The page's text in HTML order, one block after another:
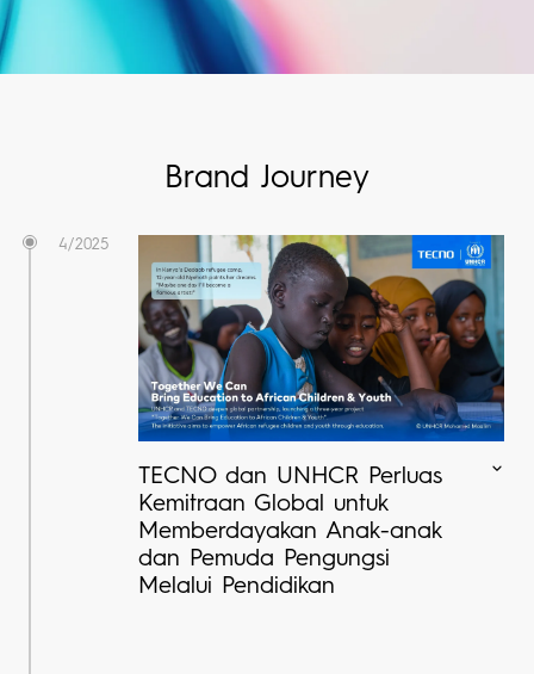
All Models
All Models Compare Models
AlOT
Brand Journey
TECNO dan UNHCR Perluas
Kemitraan Global untuk
Memberdayakan Anak-anak
dan Pemuda Pengungsi
Melalui Pendidikan
4/2025